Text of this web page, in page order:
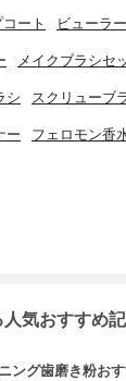
コート ビューラー
メイクブラシセ
シ スクリューブ
ー フェロモン香
気おすすめ
ング歯磨き粉お